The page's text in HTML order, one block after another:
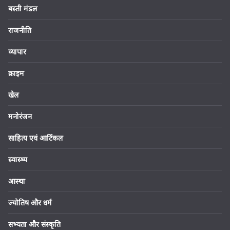
बस्ती मंडल
राजनीति
व्यापार
क्राइम
खेल
मनोरंजन
साहित्य एवं आर्टिकल
स्वास्थ्य
आस्था
ज्योतिष और धर्म
सभ्यता और संस्कृति